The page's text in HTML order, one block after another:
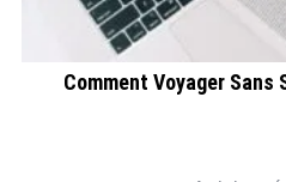
Comment Voyager Sans